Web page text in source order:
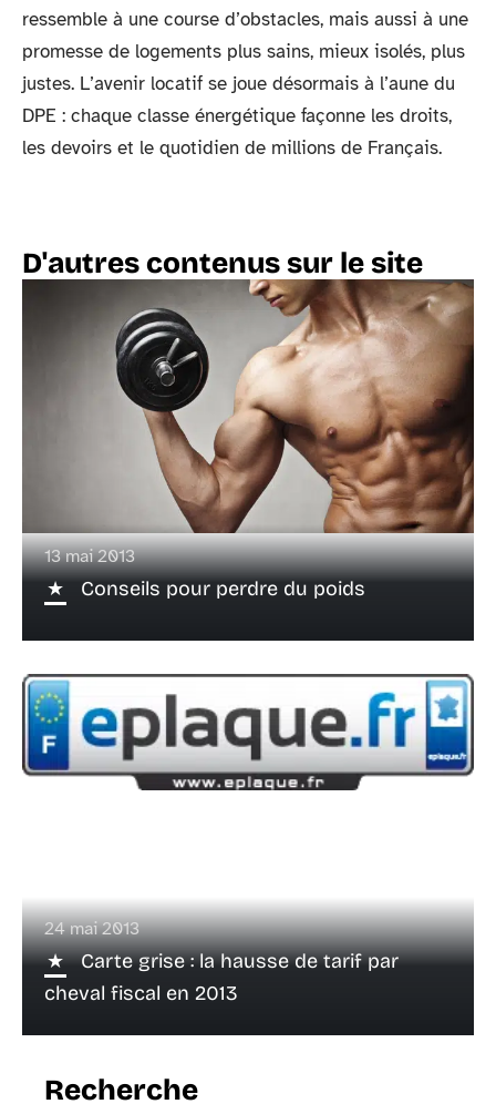
ressemble à une course d’obstacles, mais aussi à une
promesse de logements plus sains, mieux isolés, plus
justes. L’avenir locatif se joue désormais à l’aune du
DPE : chaque classe énergétique façonne les droits,
les devoirs et le quotidien de millions de Français.
D'autres contenus sur le site
13 mai 2013
Conseils pour perdre du poids
24 mai 2013
Carte grise : la hausse de tarif par
cheval fiscal en 2013
Recherche